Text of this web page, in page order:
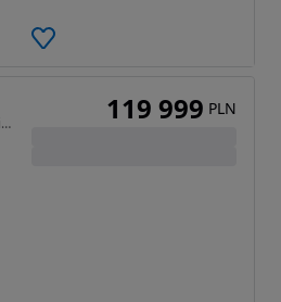
2997 cm3 • 405 KM • AWD, Salon PL, Bezwypadkowy, Serwisowany, FV Marża 119 999 PLN